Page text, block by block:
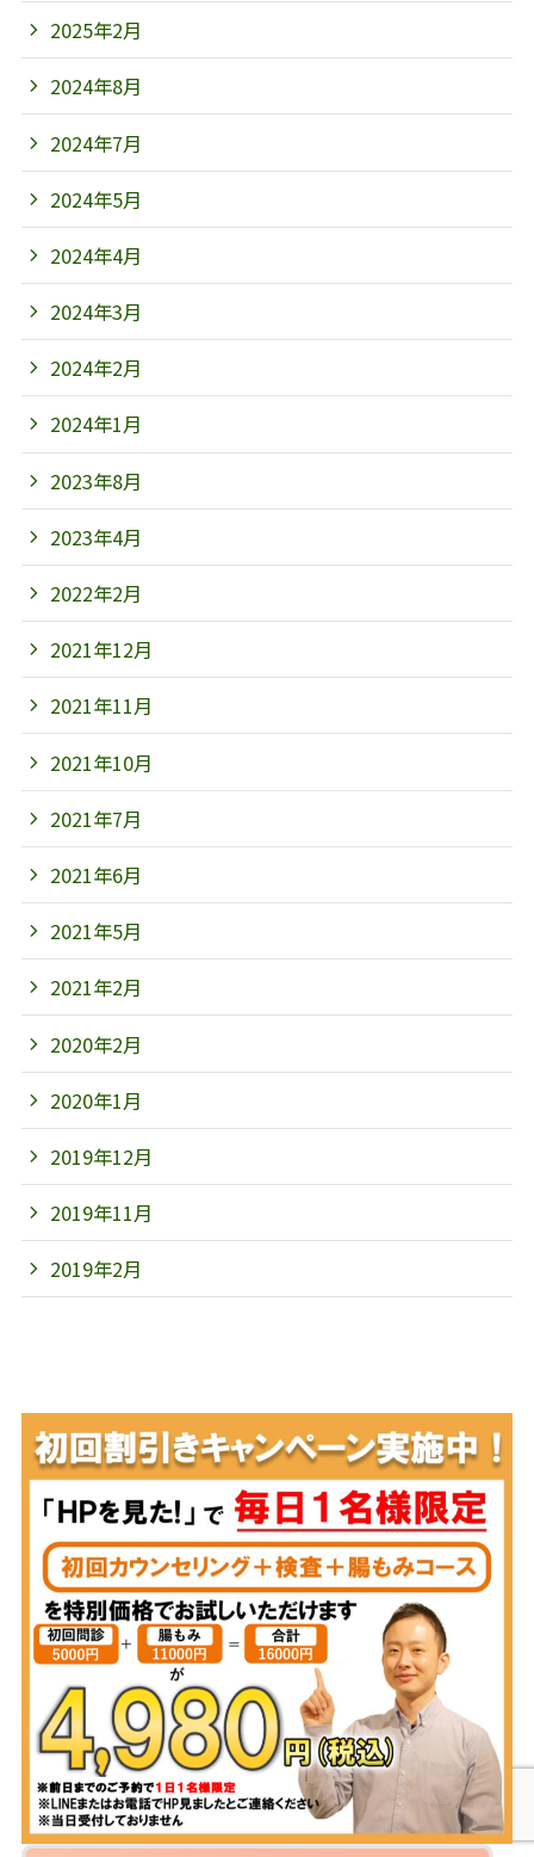
2025年2月
2024年8月
2024年7月
2024年5月
2024年4月
2024年3月
2024年2月
2024年1月
2023年8月
2023年4月
2022年2月
2021年12月
2021年11月
2021年10月
2021年7月
2021年6月
2021年5月
2021年2月
2020年2月
2020年1月
2019年12月
2019年11月
2019年2月